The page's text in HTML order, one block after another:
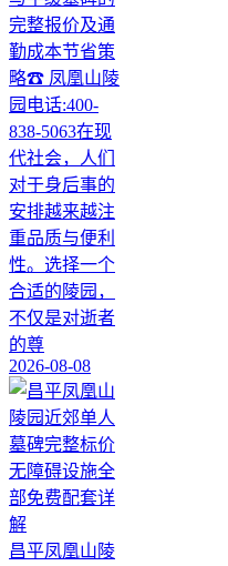
完整报价及通
勤成本节省策
略☎ 凤凰山陵
园电话:400-
838-5063在现
代社会，人们
对于身后事的
安排越来越注
重品质与便利
性。选择一个
合适的陵园，
不仅是对逝者
的尊
2026-08-08
昌平凤凰山陵